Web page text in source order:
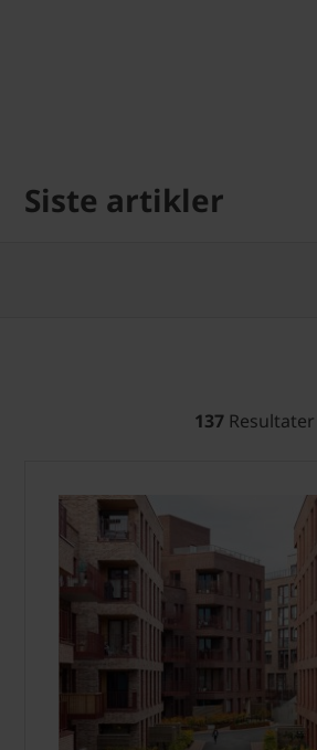
Siste artikler
137 Resultater